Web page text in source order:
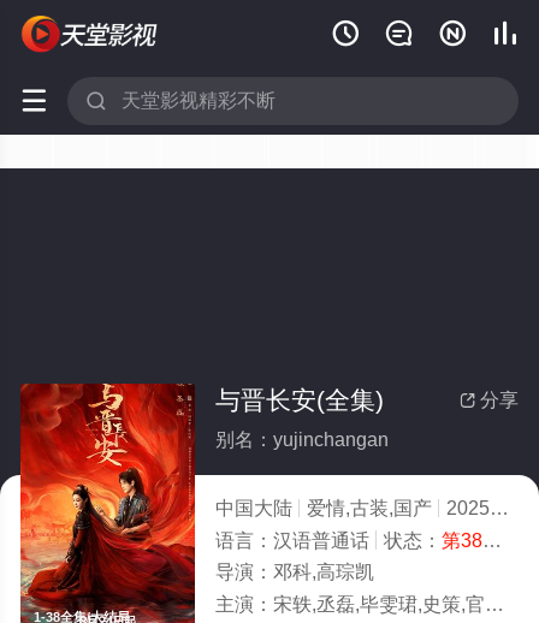
   
 
1-38全集/大结局
 分享
与晋长安(全集)
别名：yujinchangan
中国大陆 爱情,古装,国产 2025
3.0
语言： 汉语普通话 状态： 第38集完结
导演： 邓科,高琮凯
主演： 宋轶,丞磊,毕雯珺,史策,官鸿,季肖冰,倪大红,杜淳,岳旸,谭凯,魏子昕,赵圆瑗,孙之鸿,